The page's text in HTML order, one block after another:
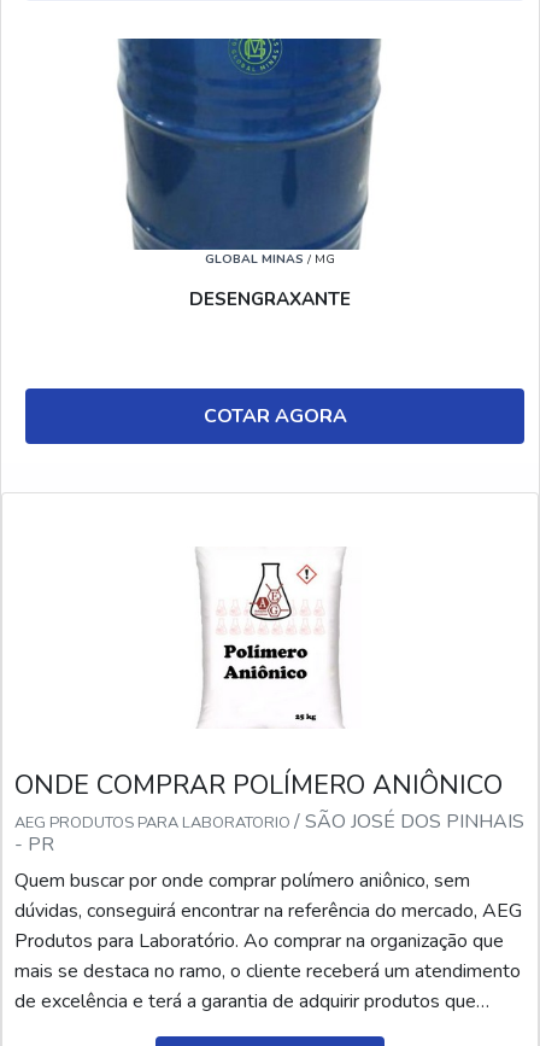
GLOBAL MINAS / MG
DESENGRAXANTE
COTAR AGORA
ONDE COMPRAR POLÍMERO ANIÔNICO
AEG PRODUTOS PARA LABORATORIO / SÃO JOSÉ DOS PINHAIS
- PR
Quem buscar por onde comprar polímero aniônico, sem
dúvidas, conseguirá encontrar na referência do mercado, AEG
Produtos para Laboratório. Ao comprar na organização que
mais se destaca no ramo, o cliente receberá um atendimento
de excelência e terá a garantia de adquirir produtos que
solucionem qualquer demanda.Quando o interesse é por